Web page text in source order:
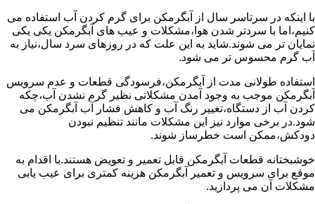
با اینکه در سرتاسر سال از آبگرمکن برای گرم کردن آب استفاده می
کنیم،اما با سردتر شدن هوا،مشکلات و عیب های آبگرمکن یکی یکی
نمایان تر می شوند.شاید به این علت که در روزهای سرد سال،نیاز به
آب گرم محسوس تر می شود.
استفاده طولانی مدت از آبگرمکن،فرسودگی قطعات و عدم سرویس
آبگرمکن موجب به وجود آمدن مشکلاتی نظیر گرم نشدن آب،چکه
کردن آب از دستگاه،تغییر رنگ آب و کاهش فشار آب آبگرمکن می
شود.در برخی موارد نیز این مشکلات مانند تنظیم نبودن
دودکش،ممکن است خطرساز شوند.
خوشبختانه قطعات آبگرمکن قابل تعمیر و تعویض هستند.با اقدام به
موقع برای سرویس و تعمیر آبگرمکن هزینه کمتری برای عیب یابی
مشکلات آن می پردازید.